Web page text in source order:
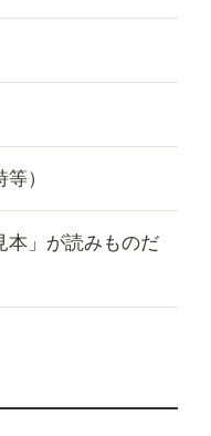
）
本」が読みものだ